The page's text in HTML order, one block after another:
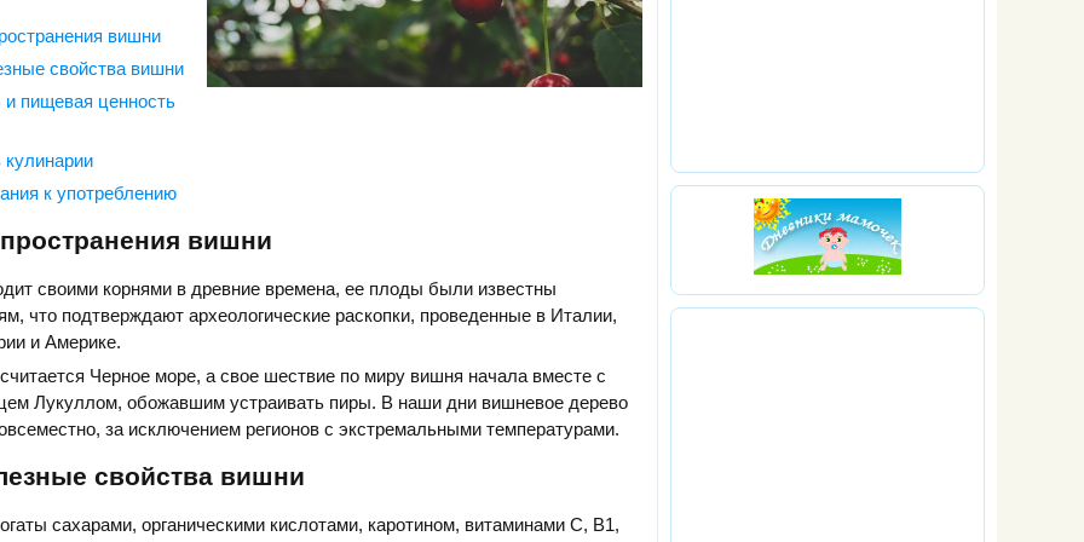
вишни
свойства вишни
и пищевая ценность
к употреблению
вишни
своими корнями в древние времена, ее плоды были известны
что подтверждают археологические раскопки, проведенные в Италии,
и Америке.
Черное море, а свое шествие по миру вишня начала вместе с
Лукуллом, обожавшим устраивать пиры. В наши дни вишневое дерево
за исключением регионов с экстремальными температурами.
свойства вишни
сахарами, органическими кислотами, каротином, витаминами С, В1,